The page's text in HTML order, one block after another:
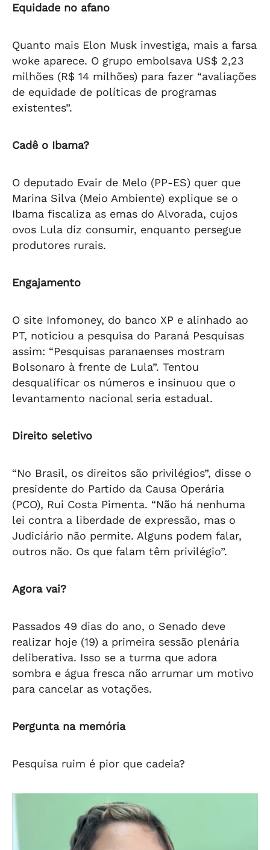
Equidade no afano
Quanto mais Elon Musk investiga, mais a farsa
woke aparece. O grupo embolsava US$ 2,23
milhões (R$ 14 milhões) para fazer “avaliações
de equidade de políticas de programas
existentes”.
Cadê o Ibama?
O deputado Evair de Melo (PP-ES) quer que
Marina Silva (Meio Ambiente) explique se o
Ibama fiscaliza as emas do Alvorada, cujos
ovos Lula diz consumir, enquanto persegue
produtores rurais.
Engajamento
O site Infomoney, do banco XP e alinhado ao
PT, noticiou a pesquisa do Paraná Pesquisas
assim: “Pesquisas paranaenses mostram
Bolsonaro à frente de Lula”. Tentou
desqualificar os números e insinuou que o
levantamento nacional seria estadual.
Direito seletivo
“No Brasil, os direitos são privilégios”, disse o
presidente do Partido da Causa Operária
(PCO), Rui Costa Pimenta. “Não há nenhuma
lei contra a liberdade de expressão, mas o
Judiciário não permite. Alguns podem falar,
outros não. Os que falam têm privilégio”.
Agora vai?
Passados 49 dias do ano, o Senado deve
realizar hoje (19) a primeira sessão plenária
deliberativa. Isso se a turma que adora
sombra e água fresca não arrumar um motivo
para cancelar as votações.
Pergunta na memória
Pesquisa ruim é pior que cadeia?